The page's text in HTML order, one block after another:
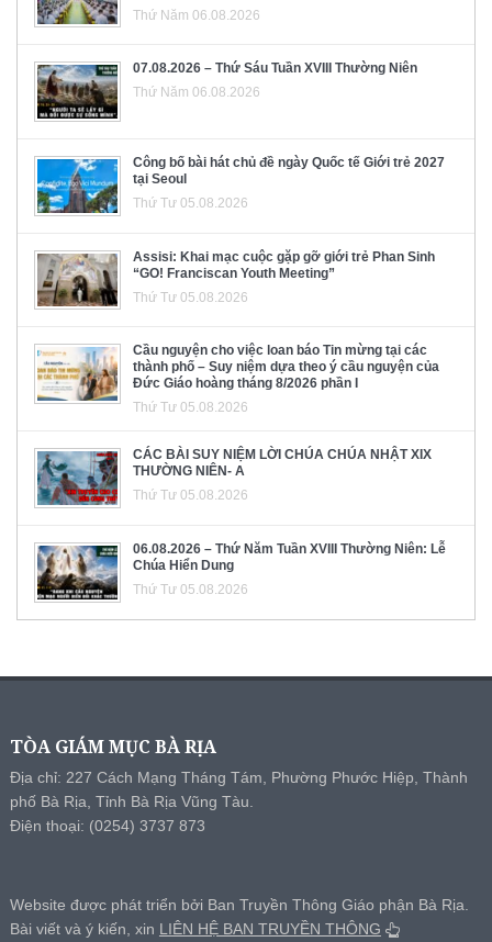
Thứ Năm 06.08.2026
07.08.2026 – Thứ Sáu Tuần XVIII Thường Niên
Thứ Năm 06.08.2026
Công bố bài hát chủ đề ngày Quốc tế Giới trẻ 2027
tại Seoul
Thứ Tư 05.08.2026
Assisi: Khai mạc cuộc gặp gỡ giới trẻ Phan Sinh
“GO! Franciscan Youth Meeting”
Thứ Tư 05.08.2026
Cầu nguyện cho việc loan báo Tin mừng tại các
thành phố – Suy niệm dựa theo ý cầu nguyện của
Đức Giáo hoàng tháng 8/2026 phần I
Thứ Tư 05.08.2026
CÁC BÀI SUY NIỆM LỜI CHÚA CHÚA NHẬT XIX
THƯỜNG NIÊN- A
Thứ Tư 05.08.2026
06.08.2026 – Thứ Năm Tuần XVIII Thường Niên: Lễ
Chúa Hiển Dung
Thứ Tư 05.08.2026
TÒA GIÁM MỤC BÀ RỊA
Địa chỉ: 227 Cách Mạng Tháng Tám, Phường Phước Hiệp, Thành
phố Bà Rịa, Tỉnh Bà Rịa Vũng Tàu.
Điện thoại: (0254) 3737 873
Website được phát triển bởi Ban Truyền Thông Giáo phận Bà Rịa.
Bài viết và ý kiến, xin LIÊN HỆ BAN TRUYỀN THÔNG